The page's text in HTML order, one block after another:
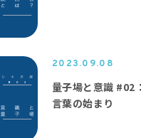
2023.09.08
量子場と意識 #02
言葉の始まり